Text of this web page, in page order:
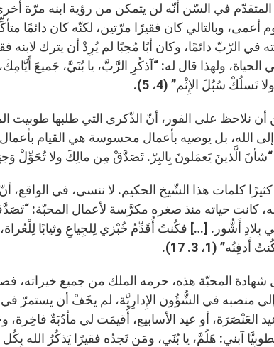
في السّن أنّه لن يتمكن من رؤية ابنه مرّة
أعمى، وبالتالي كان فقيرًا مرّتين، لكنّه كان
في الرّبّ دائمًا، وكان أبًا مُحِبًا لم يُرِدْ أن يترك
الحياة، ولهذا قال له: “آذكُرِ الرَّبَّ، يا بُنَيَّ، جَميعَ
تَسلُكْ سُبُلَ الإِثْم” (4، 5).
أن نلاحظ على الفور، أنّ الذّكرى التي طلبها
الله، بل يوصيه بأعمال محسوسة هي القيام
الَّذينَ يَعمَلونَ بِالبِرّ. تَصَدَّقْ مِن مالِكَ ولا تُحَوِّلْ وَجهَكَ
كلمات هذا الشّيخ الحكيم. لا ننسى، في
كانت حياته منذ صغره مكرَّسة لأعمال المحبّة:
بِلادِ أَشُّور. […] فكُنتُ أُقَدِّمُ خُبْزي لِلجِياعِ وثيابًا
أَدفِنُه” (1، 3. 17).
المحبّة هذه، حرمه الملك من جميع خيراته،
منصبه في الشُّؤُون الإِدارِيَّة، لم يخَفْ أن يستمرّ في
العَنْصَرَة، أو عيد الأسابيع، أُقيمَت لي مأدُبَةٌ
آبني: هَلُمَّ، يا بُنَي، ومَن تَجدُه فقيرًا يَذكُرُ الله